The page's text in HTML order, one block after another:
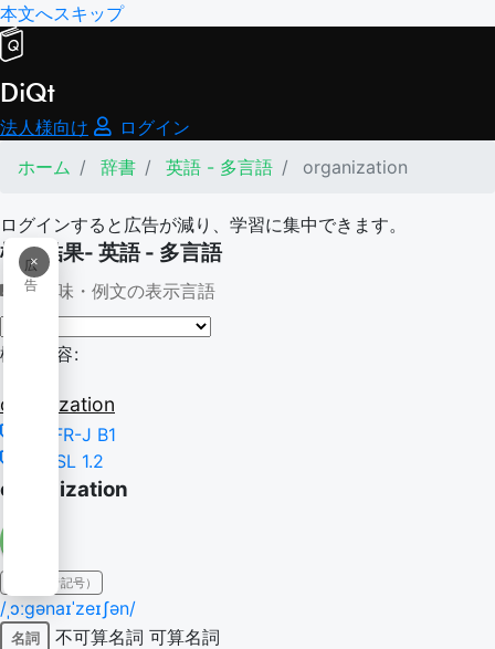
本文へスキップ
DiQt
法人様向け
ログイン
ホーム
辞書 英語 - 多言語 organization
ログインすると広告が減り、学習に集中できます。
×
広
告
検索結果- 英語 - 多言語
意味・例文の表示言語
検索内容:
organization
CEFR-J B1
NGSL 1.2
organization
IPA（発音記号）
/ˌɔːɡənaɪˈzeɪʃən/
名詞 不可算名詞 可算名詞